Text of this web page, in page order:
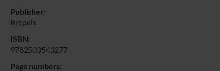
Publisher:
Brepols
ISBN:
9782503543277
Page numbers: